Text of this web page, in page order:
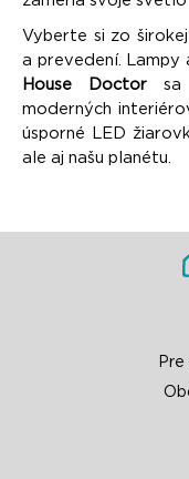
Vyberte si zo
a prevedení. Lampy
House Doctor sa
moderných
úsporné LED
ale aj našu planétu.